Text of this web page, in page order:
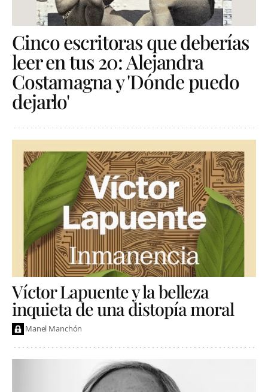
Cinco escritoras que deberías
leer en tus 20: Alejandra
Costamagna y 'Dónde puedo
dejarlo'
Víctor Lapuente y la belleza
inquieta de una distopía moral
Manel Manchón